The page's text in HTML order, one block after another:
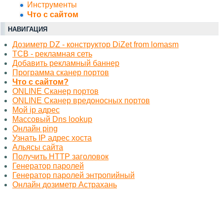
Инструменты
Что с сайтом
НАВИГАЦИЯ
Дозиметр DZ - конструктор DiZet from lomasm
TCB - рекламная сеть
Добавить рекламный баннер
Программа сканер портов
Что с сайтом?
ONLINE Сканер портов
ONLINE Сканер вредоносных портов
Мой ip адрес
Массовый Dns lookup
Онлайн ping
Узнать IP адрес хоста
Альясы сайта
Получить HTTP заголовок
Генератор паролей
Генератор паролей энтропийный
Онлайн дозиметр Астрахань